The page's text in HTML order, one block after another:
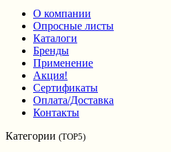
О компании
Опросные листы
Каталоги
Бренды
Применение
Акция!
Сертификаты
Оплата/Доставка
Контакты
Категории (TOP5)